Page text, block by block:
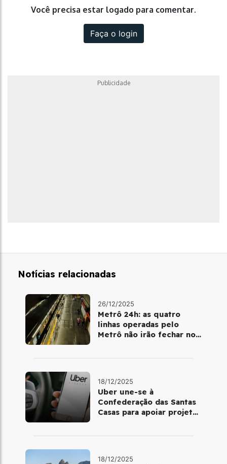
Você precisa estar logado para comentar.
Faça o login
Publicidade
Notícias relacionadas
26/12/2025
Metrô 24h: as quatro
linhas operadas pelo
Metrô não irão fechar no
18/12/2025
Uber une-se à
Confederação das Santas
Casas para apoiar projetos
18/12/2025